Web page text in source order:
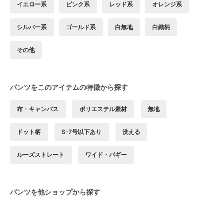
イエロー系 ピンク系 レッド系 オレンジ系
シルバー系 ゴールド系 白無地 白織柄
その他
パンツをこのアイテムの特徴から探す
布・キャンバス ポリエステル素材 無地
ドット柄 S･7号以下あり 洗える
ルーズストレート ワイド・バギー
パンツを他ショップから探す